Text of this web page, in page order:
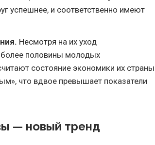
успешнее, и соответственно имеют
Несмотря на их уход
более половины молодых
состояние экономики их страны
что вдвое превышает показатели
— новый тренд